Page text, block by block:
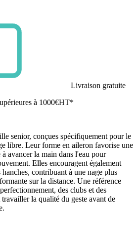
Livraison gratuite
à 1000€HT*
senior, conçues spécifiquement pour le
libre. Leur forme en aileron favorise une
avancer la main dans l'eau pour
Elles encouragent également
contribuant à une nage plus
sur la distance. Une référence
des clubs et des
la qualité du geste avant de